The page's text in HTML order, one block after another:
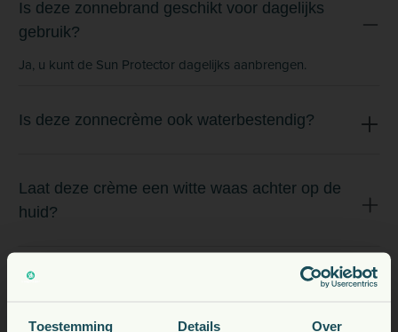
Toestemming Details Over
Is deze zonnebrand geschikt voor dagelijks
gebruik?
Ja, u kunt de Sun Protector dagelijks aanbrengen.
Is deze zonnecrème ook waterbestendig?
Laat deze crème een witte waas achter op de
huid?
Is de Sun Protector ook voor andere dieren